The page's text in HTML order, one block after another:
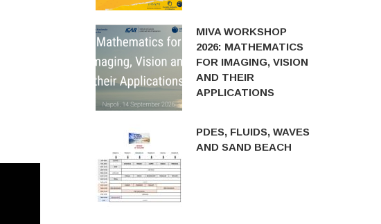
MIVA WORKSHOP
2026: MATHEMATICS
FOR IMAGING, VISION
AND THEIR
APPLICATIONS
PDES, FLUIDS, WAVES
AND SAND BEACH